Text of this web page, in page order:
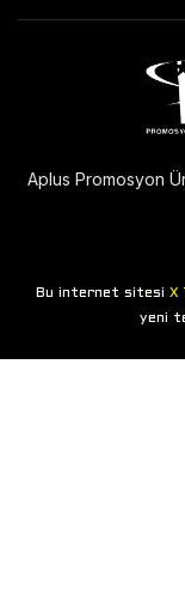
Aplus Promosyon
Bu internet sitesiX
yeni